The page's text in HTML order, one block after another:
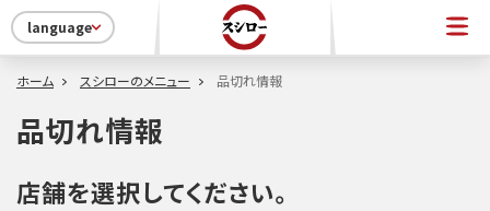
language
ホーム スシローのメニュー 品切れ情報
品切れ情報
店舗を選択してください。